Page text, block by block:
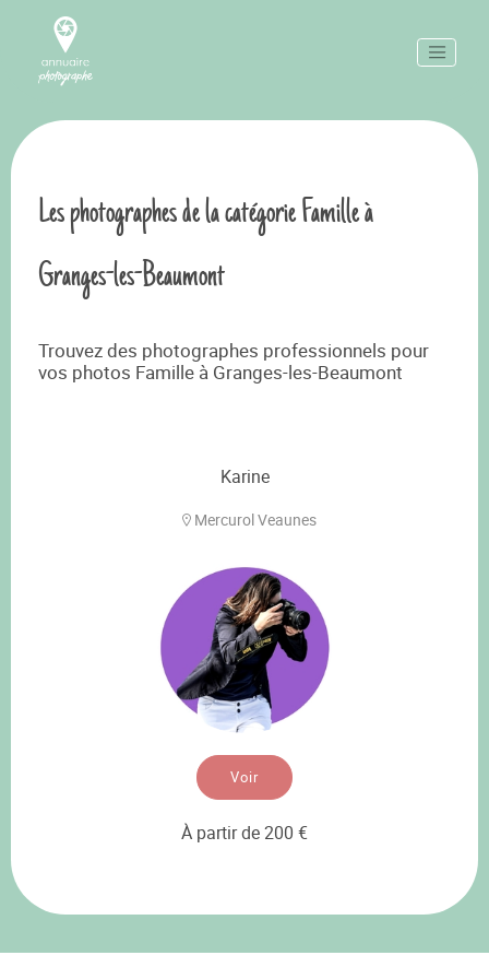
Les photographes de la catégorie Famille à
Granges-les-Beaumont
Trouvez des photographes professionnels pour
vos photos Famille à Granges-les-Beaumont
Karine
Mercurol Veaunes
Voir
À partir de 200 €